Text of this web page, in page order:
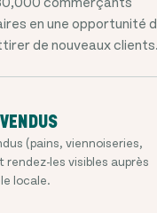
en une opportunité
de nouveaux
(pains, viennoiseries,
les visibles auprès
locale.